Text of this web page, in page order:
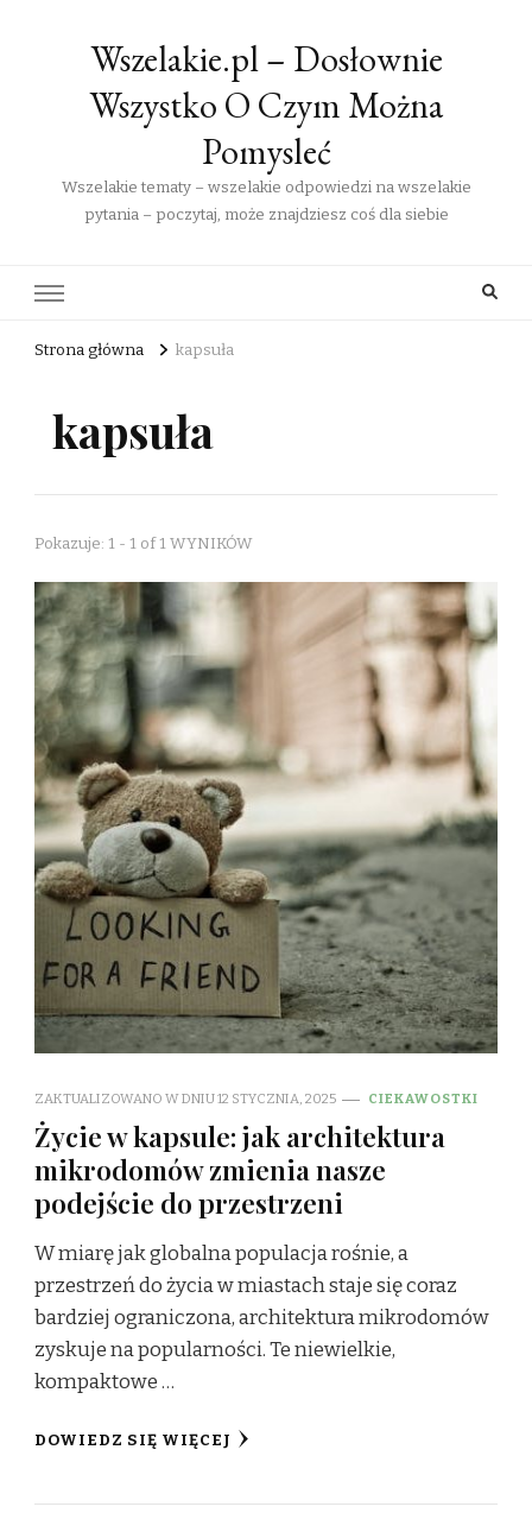
Wszelakie.pl – Dosłownie
Wszystko O Czym Można
Pomysleć
Wszelakie tematy – wszelakie odpowiedzi na wszelakie
pytania – poczytaj, może znajdziesz coś dla siebie
Strona główna kapsuła
kapsuła
Pokazuje: 1 - 1 of 1 WYNIKÓW
ZAKTUALIZOWANO W DNIU12 STYCZNIA, 2025 CIEKAWOSTKI
Życie w kapsule: jak architektura
mikrodomów zmienia nasze
podejście do przestrzeni
W miarę jak globalna populacja rośnie, a
przestrzeń do życia w miastach staje się coraz
bardziej ograniczona, architektura mikrodomów
zyskuje na popularności. Te niewielkie,
kompaktowe …
DOWIEDZ SIĘ WIĘCEJ